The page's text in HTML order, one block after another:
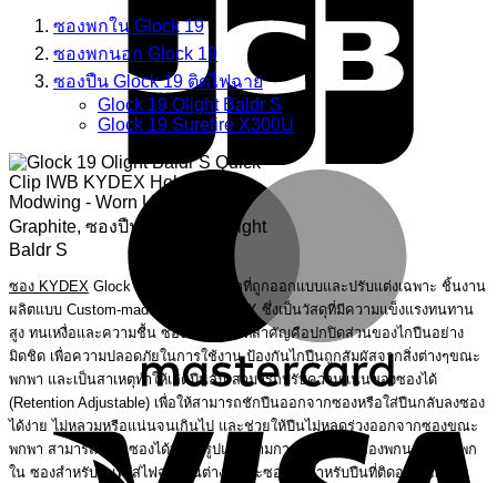
ซองพกใน Glock 19
ซองพกนอก Glock 19
ซองปืน Glock 19 ติดไฟฉาย
Glock 19 Olight Baldr S
Glock 19 Surefire X300U
ซอง KYDEX Glock 19 ขึ้นรูปด้วยโมลที่ถูกออกแบบและปรับแต่งเฉพาะ ชิ้นงาน
ผลิตแบบ Custom-made โดยใช้ KYDEX ซึ่งเป็นวัสดุที่มีความแข็งแรงทนทาน
สูง ทนเหงื่อและความชื้น ซองมีลักษณะที่สำคัญคือปกปิดส่วนของไกปืนอย่าง
มิดชิด เพื่อความปลอดภัยในการใช้งาน ป้องกันไกปืนถูกสัมผัสจากสิ่งต่างๆขณะ
พกพา และเป็นสาเหตุทำให้เกิดปืนลั่น สามารถปรับความแน่นของซองได้
(Retention Adjustable) เพื่อให้สามารถชักปืนออกจากซองหรือใส่ปืนกลับลงซอง
ได้ง่าย ไม่หลวมหรือแน่นจนเกินไป และช่วยให้ปืนไม่หลุดร่วงออกจากซองขณะ
พกพา สามารถเลือกซองได้หลายรูปแบบตามการใช้งาน ทั้งซองพกนอก ซองพก
ใน ซองสำหรับปืนที่ใส่ไฟฉายรุ่นต่างๆ และซองปืนสำหรับปืนที่ติดอุปกรณ์ช่วย